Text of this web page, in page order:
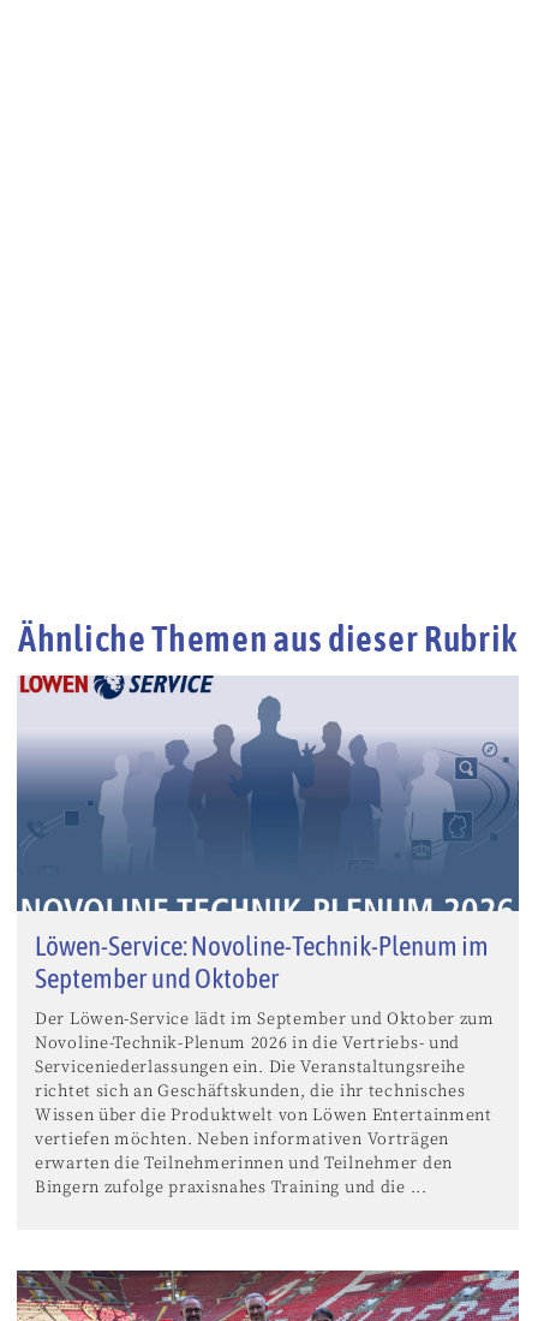
Ähnliche Themen aus dieser Rubrik
Löwen-Service: Novoline-Technik-Plenum im
September und Oktober
Der Löwen-Service lädt im September und Oktober zum
Novoline-Technik-Plenum 2026 in die Vertriebs- und
Serviceniederlassungen ein. Die Veranstaltungsreihe
richtet sich an Geschäftskunden, die ihr technisches
Wissen über die Produktwelt von Löwen Entertainment
vertiefen möchten. Neben informativen Vorträgen
erwarten die Teilnehmerinnen und Teilnehmer den
Bingern zufolge praxisnahes Training und die ...